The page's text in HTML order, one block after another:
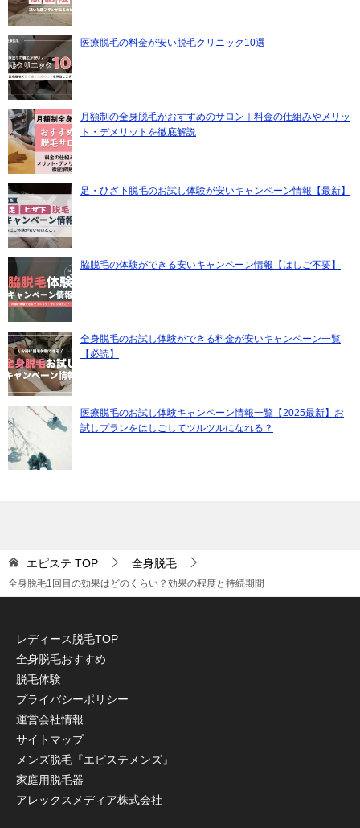
医療脱毛の料金が安い脱毛クリニック10選
月額制の全身脱毛がおすすめのサロン｜料金の仕組みやメリッ
ト・デメリットを徹底解説
足・ひざ下脱毛のお試し体験が安いキャンペーン情報【最新】
脇脱毛の体験ができる安いキャンペーン情報【はしご不要】
全身脱毛のお試し体験ができる料金が安いキャンペーン一覧
【必読】
医療脱毛のお試し体験キャンペーン情報一覧【2025最新】お
試しプランをはしごしてツルツルになれる？
エピステ TOP 全身脱毛
全身脱毛1回目の効果はどのくらい？効果の程度と持続期間
レディース脱毛TOP
全身脱毛おすすめ
脱毛体験
プライバシーポリシー
運営会社情報
サイトマップ
メンズ脱毛『エピステメンズ』
家庭用脱毛器
アレックスメディア株式会社